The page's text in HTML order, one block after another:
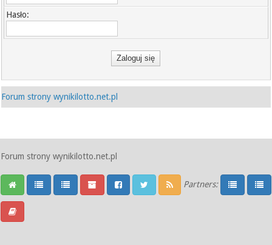
Hasło:
Forum strony wynikilotto.net.pl
Forum strony wynikilotto.net.pl
Partners: